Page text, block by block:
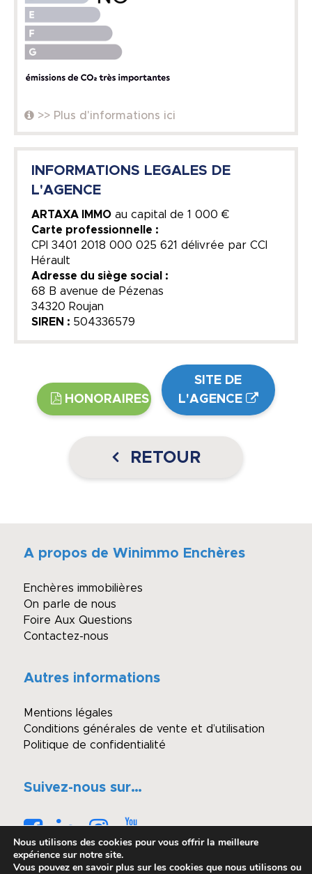
>> Plus d'informations ici
INFORMATIONS LEGALES DE
L'AGENCE
ARTAXA IMMO au capital de 1 000 €
Carte professionnelle :
CPI 3401 2018 000 025 621 délivrée par CCI
Hérault
Adresse du siège social :
68 B avenue de Pézenas
34320 Roujan
SIREN : 504336579
HONORAIRES
SITE DE
L'AGENCE
RETOUR
A propos de Winimmo Enchères
Enchères immobilières
On parle de nous
Foire Aux Questions
Contactez-nous
Autres informations
Mentions légales
Conditions générales de vente et d’utilisation
Politique de confidentialité
Suivez-nous sur…
Nous utilisons des cookies pour vous offrir la meilleure
expérience sur notre site.
Vous pouvez en savoir plus sur les cookies que nous utilisons ou